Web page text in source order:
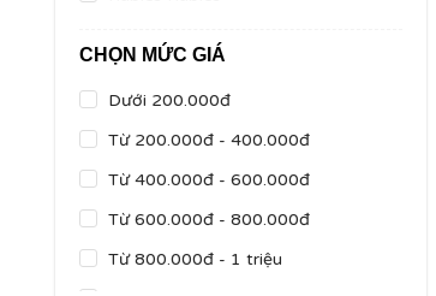
CHỌN MỨC GIÁ
Dưới 200.000đ
Từ 200.000đ - 400.000đ
Từ 400.000đ - 600.000đ
Từ 600.000đ - 800.000đ
Từ 800.000đ - 1 triệu